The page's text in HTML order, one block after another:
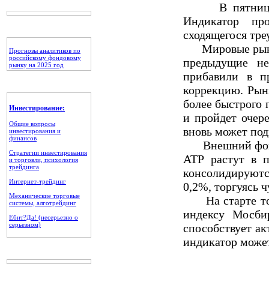
Прогнозы аналитиков по
российскому фондовому
рынку на 2025 год
Инвестирование:
Общие вопросы
инвестирования и
финансов
Стратегии инвестирования
и торговли, психология
трейдинга
Интернет-трейдинг
Механические торговые
системы, алготрейдинг
Ебит?Да! (несерьезно о
серьезном)
В пятницу
Индикатор
сходящегося
Мировые
предыдущие
прибавили в
коррекцию.
более
и пройдет
вновь может
Внешний фон
АТР растут в
0,2%, торгуясь
На старте
индексу
способствует
индикатор